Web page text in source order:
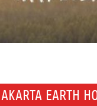
EARTH